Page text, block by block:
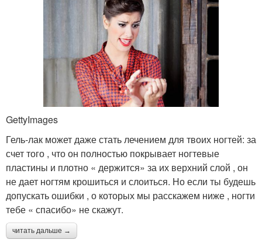
GettyImages
Гель-лак может даже стать лечением для твоих ногтей: за
счет того , что он полностью покрывает ногтевые
пластины и плотно « держится» за их верхний слой , он
не дает ногтям крошиться и слоиться. Но если ты будешь
допускать ошибки , о которых мы расскажем ниже , ногти
тебе « спасибо» не скажут.
читать дальше →